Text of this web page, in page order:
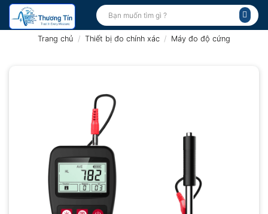
Bỏ
qua
Tìm
kiếm:
Trang chủ / Thiết bị đo chính xác / Máy đo độ cứng